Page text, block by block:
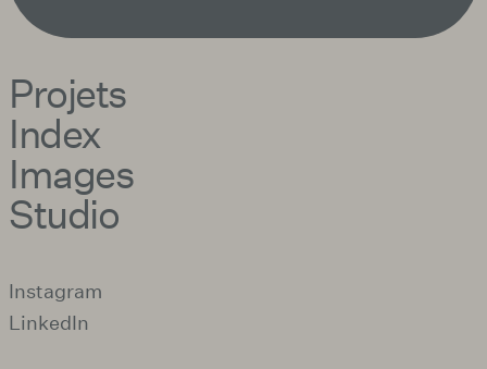
Projets
Index
Images
Studio
Instagram
LinkedIn